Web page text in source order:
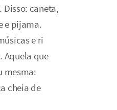
Disso: caneta,
e pijama.
e ri
Aquela que
mesma:
cheia de